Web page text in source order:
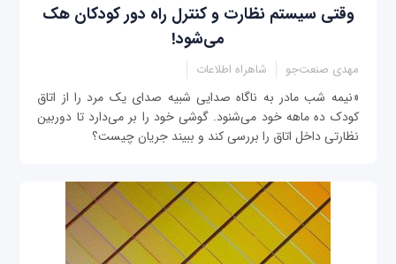
وقتی سیستم نظارت و کنترل راه دور کودکان هک
می‌شود!
مهدی صنعت‌جو شاهراه اطلاعات
«نیمه شب مادر به ناگاه صدایی شبیه صدای یک مرد را از اتاق
کودک ده ماهه خود می‌شنود. گوشی خود را بر می‌دارد تا دوربین
نظارتی داخل اتاق را بررسی کند و ببیند جریان چیست؟